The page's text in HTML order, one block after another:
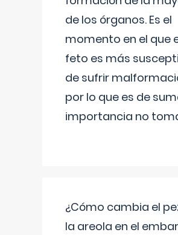
de los órganos. Es el
momento en el que
feto es más
de sufrir
por lo que es de
importancia no
¿Cómo cambia el
la areola en el